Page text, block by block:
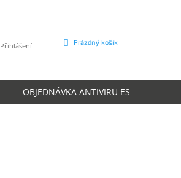
Přihlášení
NÁKUPNÍ
Prázdný košík
OBJEDNÁVKA ANTIVIRU ESET